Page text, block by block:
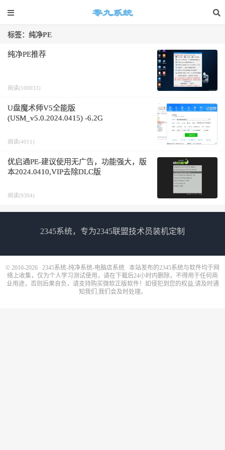
标签：纯净PE
纯净PE推荐
阅读(100033)
U盘魔术师V5全能版
(USM_v5.0.2024.0415) -6.2G
阅读(4011)
优启通PE-建议使用无广告，功能强大，版
本2024.0410,VIP去除DLC版
阅读(9304)
2345系统，专为2345联盟技术员装机定制
© 2010-2026 2345系统-纯净系统-电脑店系统 本站发布的2345系统与软件均于网
络上收集，仅为个人学习测试使用，请在下载后24小时内删除，不得用于任何商
业用途，否则后果自负，请支持购买微软正版软件！如侵犯到您的权益,请及时通
知我们,我们会及时处理。